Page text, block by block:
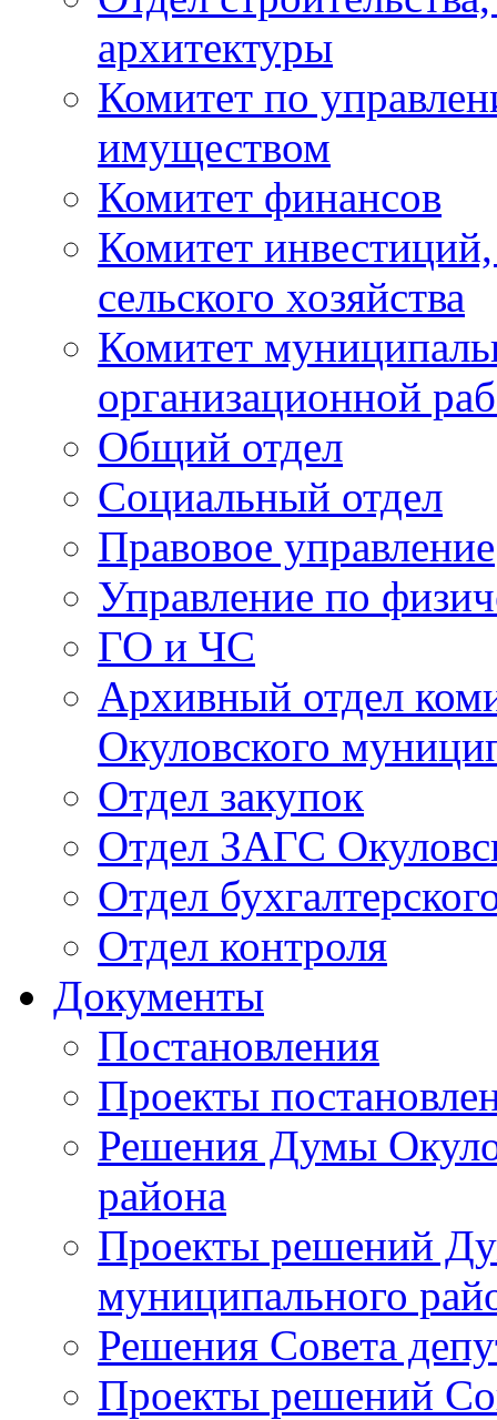
архитектуры
Комитет по
имуществом
Комитет финансов
Комитет
сельского хозяйства
Комитет
организационной
Общий отдел
Социальный отдел
Правовое управление
Управление по
ГО и ЧС
Архивный отдел
Окуловского
Отдел закупок
Отдел ЗАГС
Отдел
Отдел контроля
Документы
Постановления
Проекты
Решения Думы
района
Проекты решений
муниципального
Решения Совета
Проекты решений